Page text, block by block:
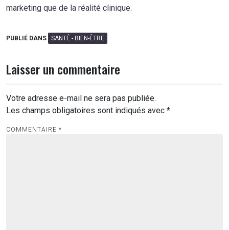
marketing que de la réalité clinique.
PUBLIÉ DANS SANTÉ - BIEN-ÊTRE
Laisser un commentaire
Votre adresse e-mail ne sera pas publiée.
Les champs obligatoires sont indiqués avec *
COMMENTAIRE *